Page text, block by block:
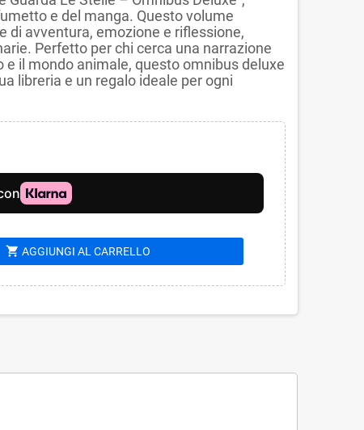
e del manga. Questo volume
di avventura, emozione e riflessione,
Perfetto per chi cerca una narrazione
il mondo animale, questo omnibus deluxe
libreria e un regalo ideale per ogni
shopping_cart AGGIUNGI AL CARRELLO